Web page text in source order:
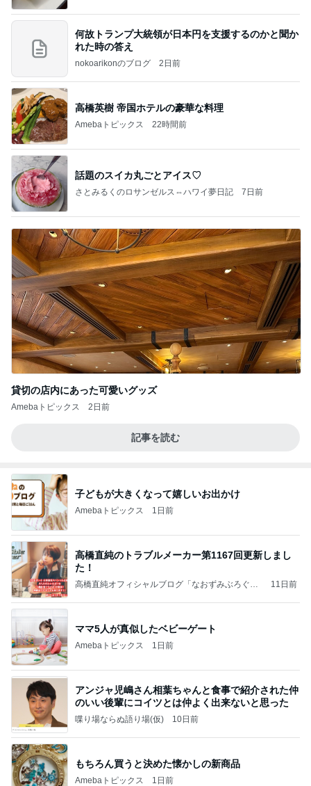
何故トランプ大統領が日本円を支援するのかと聞か
れた時の答え
nokoarikonのブログ 2日前
高橋英樹 帝国ホテルの豪華な料理
Amebaトピックス 22時間前
話題のスイカ丸ごとアイス♡
さとみるくのロサンゼルス⇔ハワイ夢日記 7日前
貸切の店内にあった可愛いグッズ
Amebaトピックス 2日前
記事を読む
子どもが大きくなって嬉しいお出かけ
Amebaトピックス 1日前
高橋直純のトラブルメーカー第1167回更新しまし
た！
高橋直純オフィシャルブログ「なおずみぶろぐ」
11日前
ママ5人が真似したベビーゲート
Amebaトピックス 1日前
アンジャ児嶋さん相葉ちゃんと食事で紹介された仲
のいい後輩にコイツとは仲よく出来ないと思った
喋り場ならぬ語り場(仮) 10日前
もちろん買うと決めた懐かしの新商品
Amebaトピックス 1日前